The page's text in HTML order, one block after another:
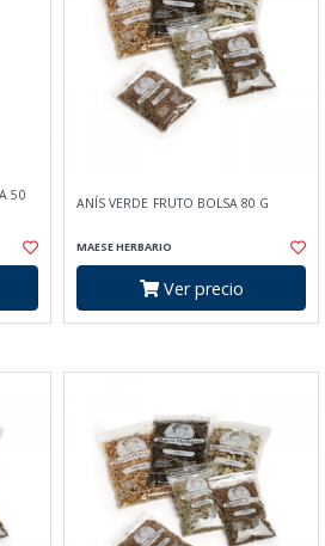
50 ANÍS VERDE FRUTO BOLSA 80 G
MAESE HERBARIO
Ver precio